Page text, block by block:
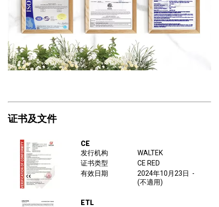
证书及文件
CE
发行机构
WALTEK
证书类型
CE RED
有效日期
2024年10月23日 -
(不適用)
ETL